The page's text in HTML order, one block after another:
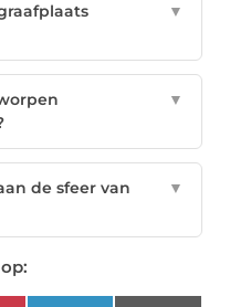
▼
▼
de sfeer van
▼